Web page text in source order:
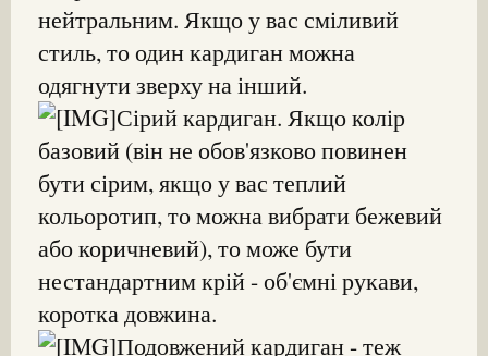
нейтральним. Якщо у вас сміливий
стиль, то один кардиган можна
одягнути зверху на інший.
Сірий кардиган. Якщо колір
базовий (він не обов'язково повинен
бути сірим, якщо у вас теплий
кольоротип, то можна вибрати бежевий
або коричневий), то може бути
нестандартним крій - об'ємні рукави,
коротка довжина.
Подовжений кардиган - теж